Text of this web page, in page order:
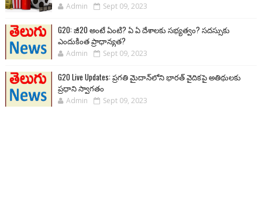
Admin Sept 09, 2023
G20: జీ20 అంటే ఏంటి? ఏ ఏ దేశాలకు సభ్యత్వం? సదస్సుకు
ఎందుకింత ప్రాధాన్యత?
Admin Sept 09, 2023
G20 Live Updates: ప్రగతి మైదాన్‌లోని భారత్ వైదికపై అతిథులకు
ప్రధాని స్వాగతం
Admin Sept 09, 2023